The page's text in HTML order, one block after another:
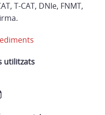
T-CAT, DNIe, FNMT,
utilitzats